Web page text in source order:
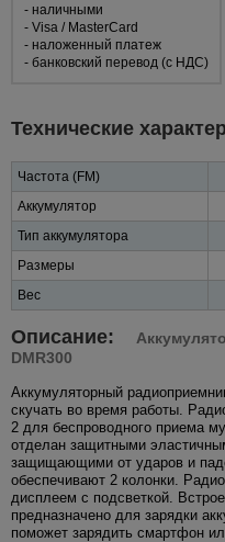
- наличными
- Visa / MasterCard
- наложенный платеж
- банковский перевод (с НДС)
Технические
Частота (FM)
Аккумулятор
Тип аккумулятора
Размеры
Вес
Описание:
DMR300
Аккумуляторный
скучать во время работы.
2 для беспроводного приема
отделан защитными
защищающими от ударов и
обеспечивают 2 колонки.
дисплеем с подсветкой.
предназначено для зарядки
поможет зарядить смартфон